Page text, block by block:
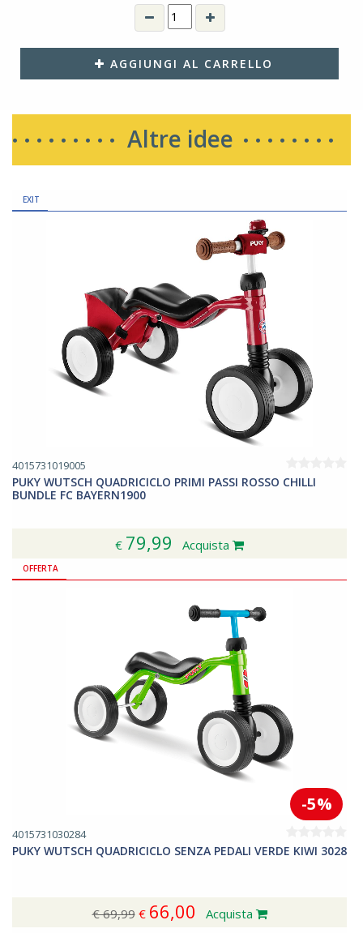
AGGIUNGI AL CARRELLO
Altre idee
EXIT
4015731019005
PUKY WUTSCH QUADRICICLO PRIMI PASSI ROSSO CHILLI
BUNDLE FC BAYERN1900
€ 79,99 Acquista
OFFERTA
4015731030284
PUKY WUTSCH QUADRICICLO SENZA PEDALI VERDE KIWI 3028
€ 69,99€ 66,00
-5%
Acquista